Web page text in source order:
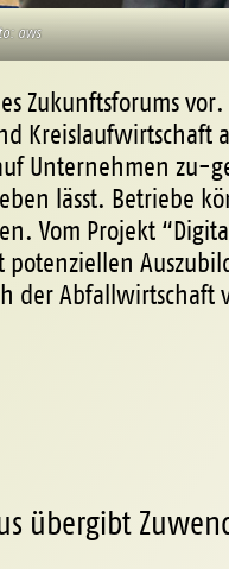
aws
Zukunftsforums vor.
Kreislaufwirtschaft
Unternehmen zu-
lässt. Betriebe
Vom Projekt
potenziellen
der Abfallwirtschaft